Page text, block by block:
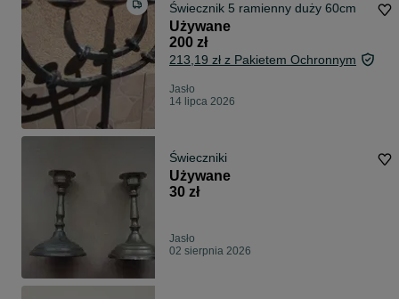
Świecznik 5 ramienny duży 60cm
Używane
200 zł
213,19 zł z Pakietem Ochronnym
Jasło
14 lipca 2026
Świeczniki
Używane
30 zł
Jasło
02 sierpnia 2026